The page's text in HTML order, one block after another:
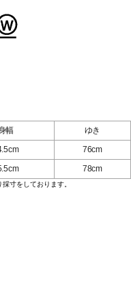
幅
ゆき
76cm
78cm
寸をしております。